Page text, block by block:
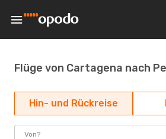
Flüge von Cartagena nach
Hin- und Rückreise
Von?